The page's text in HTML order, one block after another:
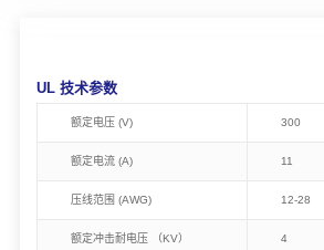
UL 技术参数
额定电压 (V) 300
额定电流 (A) 11
压线范围 (AWG) 12-28
额定冲击耐电压 （KV） 4